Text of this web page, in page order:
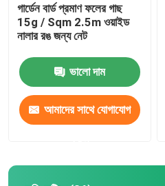
গার্ডেন বার্ড প্রমাণ ফলের গাছ
15g / Sqm 2.5m ওয়াইড
নালার রঙ জন্য নেট
ভালো দাম
আমাদের সাথে যোগাযোগ